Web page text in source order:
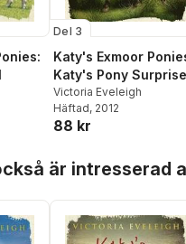
Del 3
Katy's Exmoor
Katy's Pony Surprise
Victoria Eveleigh
Häftad, 2012
88 kr
är intresserad